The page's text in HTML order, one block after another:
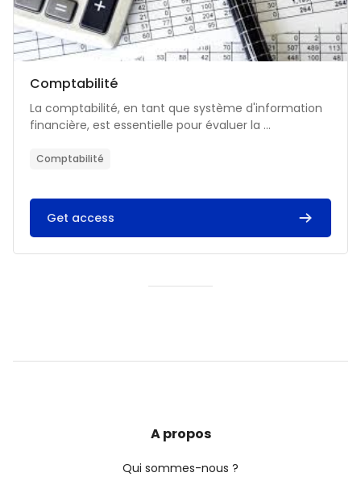
Catégorie de cours
Nom du cours
Comptabilité
Résumé du cours :
La comptabilité, en tant que système d'information
financière, est essentielle pour évaluer la ...
Comptabilité
Get access
A propos
Qui sommes-nous ?